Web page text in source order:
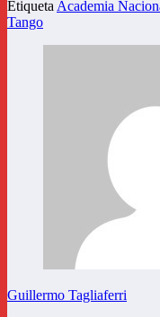
EtiquetaAcademia
Tango
Guillermo Tagliaferri